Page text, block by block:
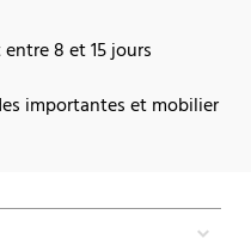
8 et 15 jours
importantes et mobilier